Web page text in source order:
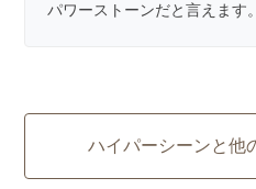
パワーストーンだと言えます。
ハイパーシーンと他